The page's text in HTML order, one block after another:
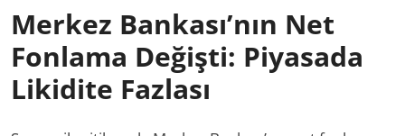
Merkez Bankası’nın Net
Fonlama Değişti: Piyasada
Likidite Fazlası